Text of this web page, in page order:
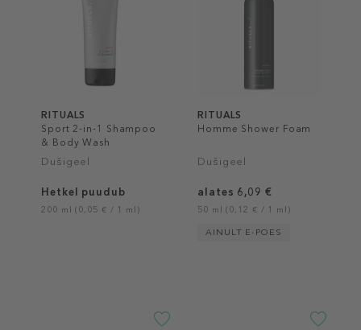
RITUALS
Sport 2-in-1 Shampoo
& Body Wash
Dušigeel
Hetkel puudub
200 ml (0,05 € / 1 ml)
RITUALS
Homme Shower Foam
Dušigeel
alates 6,09 €
50 ml (0,12 € / 1 ml)
AINULT E-POES